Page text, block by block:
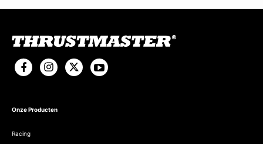
Onze Producten
Racing